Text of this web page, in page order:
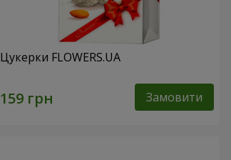
Цукерки FLOWERS.UA
Замовити